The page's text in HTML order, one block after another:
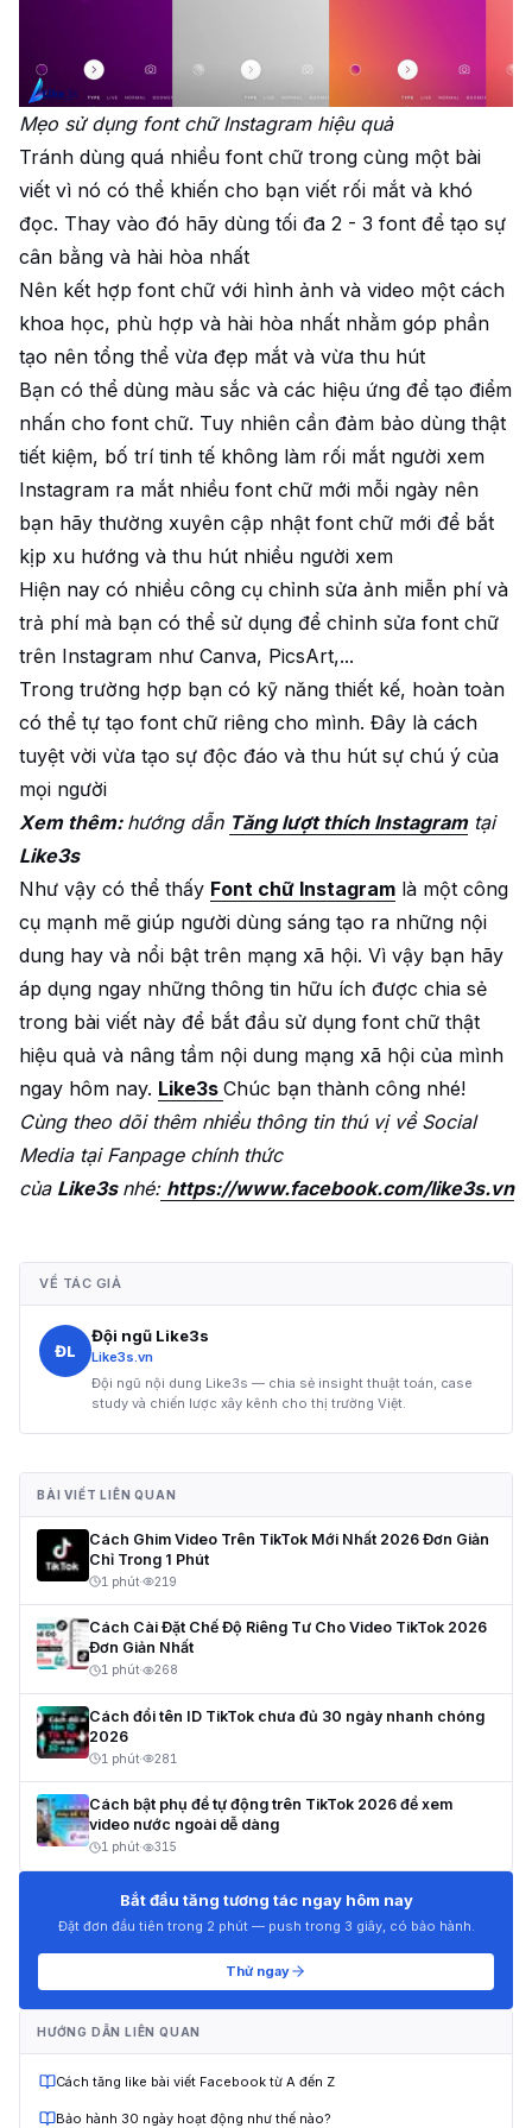
Mẹo sử dụng font chữ Instagram hiệu quả
Tránh dùng quá nhiều font chữ trong cùng một bài
viết vì nó có thể khiến cho bạn viết rối mắt và khó
đọc. Thay vào đó hãy dùng tối đa 2 - 3 font để tạo sự
cân bằng và hài hòa nhất
Nên kết hợp font chữ với hình ảnh và video một cách
khoa học, phù hợp và hài hòa nhất nhằm góp phần
tạo nên tổng thể vừa đẹp mắt và vừa thu hút
Bạn có thể dùng màu sắc và các hiệu ứng để tạo điểm
nhấn cho font chữ. Tuy nhiên cần đảm bảo dùng thật
tiết kiệm, bố trí tinh tế không làm rối mắt người xem
Instagram ra mắt nhiều font chữ mới mỗi ngày nên
bạn hãy thường xuyên cập nhật font chữ mới để bắt
kịp xu hướng và thu hút nhiều người xem
Hiện nay có nhiều công cụ chỉnh sửa ảnh miễn phí và
trả phí mà bạn có thể sử dụng để chỉnh sửa font chữ
trên Instagram như Canva, PicsArt,...
Trong trường hợp bạn có kỹ năng thiết kế, hoàn toàn
có thể tự tạo font chữ riêng cho mình. Đây là cách
tuyệt vời vừa tạo sự độc đáo và thu hút sự chú ý của
mọi người
Xem thêm: hướng dẫn Tăng lượt thích Instagramtại
Like3s
Như vậy có thể thấy Font chữ Instagram là một công
cụ mạnh mẽ giúp người dùng sáng tạo ra những nội
dung hay và nổi bật trên mạng xã hội. Vì vậy bạn hãy
áp dụng ngay những thông tin hữu ích được chia sẻ
trong bài viết này để bắt đầu sử dụng font chữ thật
hiệu quả và nâng tầm nội dung mạng xã hội của mình
ngay hôm nay. Like3s Chúc bạn thành công nhé!
Cùng theo dõi thêm nhiều thông tin thú vị về Social
Media tại Fanpage chính thức
của Like3s nhé: https://www.facebook.com/like3s.vn
VỀ TÁC GIẢ
ĐL
Đội ngũ Like3s
Like3s.vn
Đội ngũ nội dung Like3s — chia sẻ insight thuật toán, case
study và chiến lược xây kênh cho thị trường Việt.
BÀI VIẾT LIÊN QUAN
Cách Ghim Video Trên TikTok Mới Nhất 2026 Đơn Giản
Chỉ Trong 1 Phút
1 phút· 219
Cách Cài Đặt Chế Độ Riêng Tư Cho Video TikTok 2026
Đơn Giản Nhất
1 phút· 268
Cách đổi tên ID TikTok chưa đủ 30 ngày nhanh chóng
2026
1 phút· 281
Cách bật phụ đề tự động trên TikTok 2026 để xem
video nước ngoài dễ dàng
1 phút· 315
Bắt đầu tăng tương tác ngay hôm nay
Đặt đơn đầu tiên trong 2 phút — push trong 3 giây, có bảo hành.
Thử ngay
HƯỚNG DẪN LIÊN QUAN
Cách tăng like bài viết Facebook từ A đến Z
Bảo hành 30 ngày hoạt động như thế nào?